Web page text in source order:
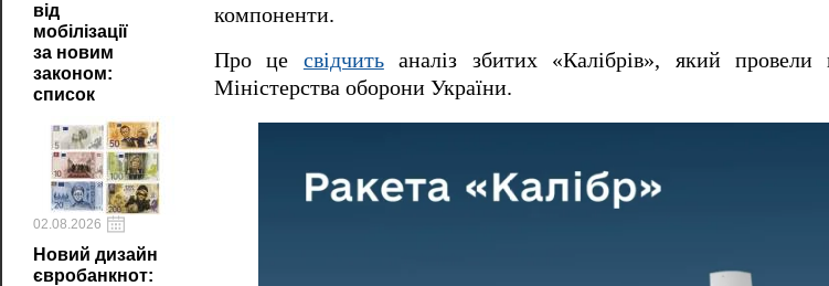
від
мобілізації
за новим
законом:
список
02.08.2026
Новий дизайн
євробанкнот:
компоненти.
Про це свідчитьаналіз збитих «Калібрів», який провели
Міністерства оборони України.